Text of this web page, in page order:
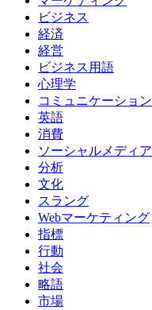
ビジネス
経済
経営
ビジネス用語
心理学
コミュニケーション
英語
消費
ソーシャルメディア
分析
文化
スラング
Webマーケティング
指標
行動
社会
略語
市場